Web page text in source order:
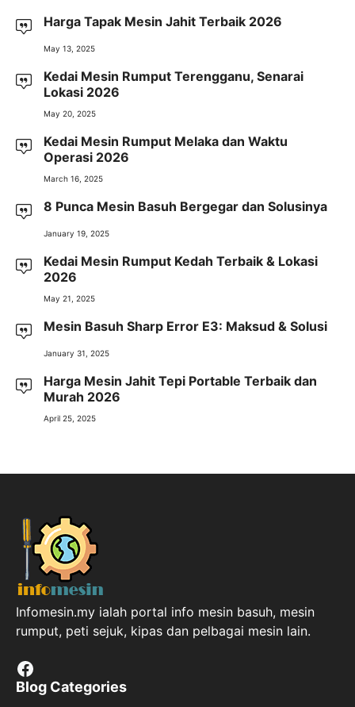
Harga Tapak Mesin Jahit Terbaik 2026
May 13, 2025
Kedai Mesin Rumput Terengganu, Senarai
Lokasi 2026
May 20, 2025
Kedai Mesin Rumput Melaka dan Waktu
Operasi 2026
March 16, 2025
8 Punca Mesin Basuh Bergegar dan Solusinya
January 19, 2025
Kedai Mesin Rumput Kedah Terbaik & Lokasi
2026
May 21, 2025
Mesin Basuh Sharp Error E3: Maksud & Solusi
January 31, 2025
Harga Mesin Jahit Tepi Portable Terbaik dan
Murah 2026
April 25, 2025
Infomesin.my ialah portal info mesin basuh, mesin
rumput, peti sejuk, kipas dan pelbagai mesin lain.
Facebook
Blog Categories